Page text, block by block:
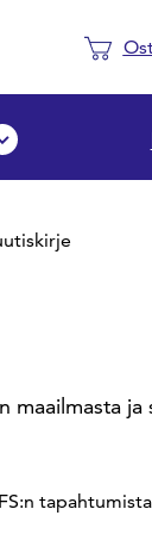
Avaa tai sulje
maailmasta